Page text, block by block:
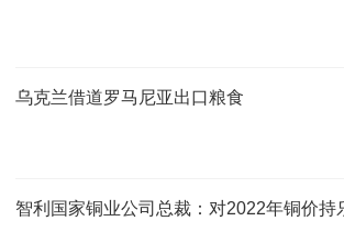
乌克兰借道罗马尼亚出口粮食
智利国家铜业公司总裁：对2022年铜价持